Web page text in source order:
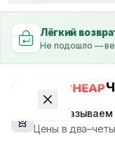
Лёгкий
Не подошло —
Мы
Цены в